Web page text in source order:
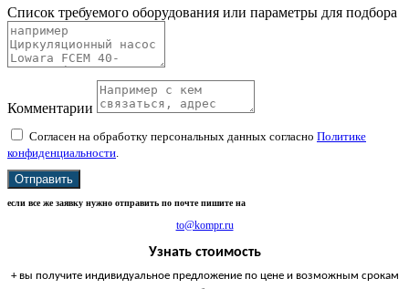
Список требуемого оборудования или параметры для подбора
Комментарии
Согласен на обработку персональных данных согласно Политике
конфиденциальности.
Отправить
если все же заявку нужно отправить по почте пишите на
to@kompr.ru
Узнать стоимость
+ вы получите индивидуальное предложение по цене и возможным срокам